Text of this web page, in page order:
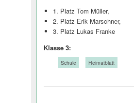
1. Platz Tom Müller,
2. Platz Erik Marschner,
3. Platz Lukas Franke
Klasse 3:
Schule Heimatblatt